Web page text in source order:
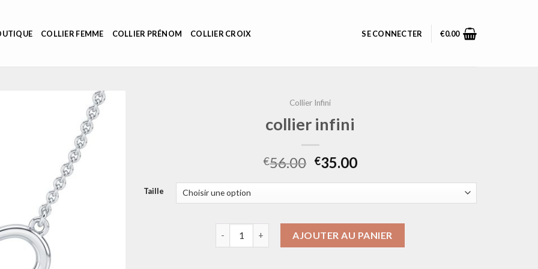
COLLIER FEMME COLLIER PRÉNOM COLLIER CROIX SE CONNECTER €0.00
Collier Infini
collier infini
€56.00 €35.00
Taille
AJOUTER AU PANIER